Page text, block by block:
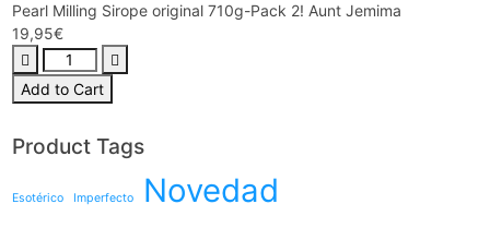
Pearl Milling Sirope original 710g-Pack 2! Aunt Jemima
19,95€
Add to Cart
Product Tags
Esotérico Imperfecto Novedad